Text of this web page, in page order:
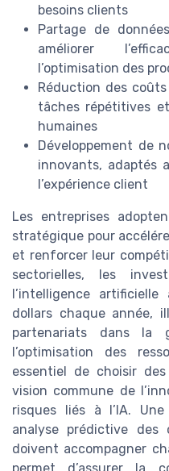
besoins clients
Partage de
améliorer
l’optimisation des
Réduction des
tâches répétitives
humaines
Développement de
innovants, adaptés
l’expérience client
Les entreprises
stratégique pour
et renforcer leur
sectorielles, les
l’intelligence
dollars chaque année,
partenariats dans la
l’optimisation des
essentiel de choisir
vision commune de
risques liés à l’IA.
analyse prédictive des
doivent accompagner